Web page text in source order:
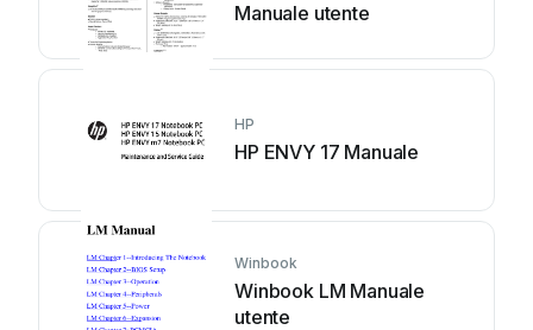
Manuale utente
HP
HP ENVY 17 Manuale
Winbook
Winbook LM Manuale
utente